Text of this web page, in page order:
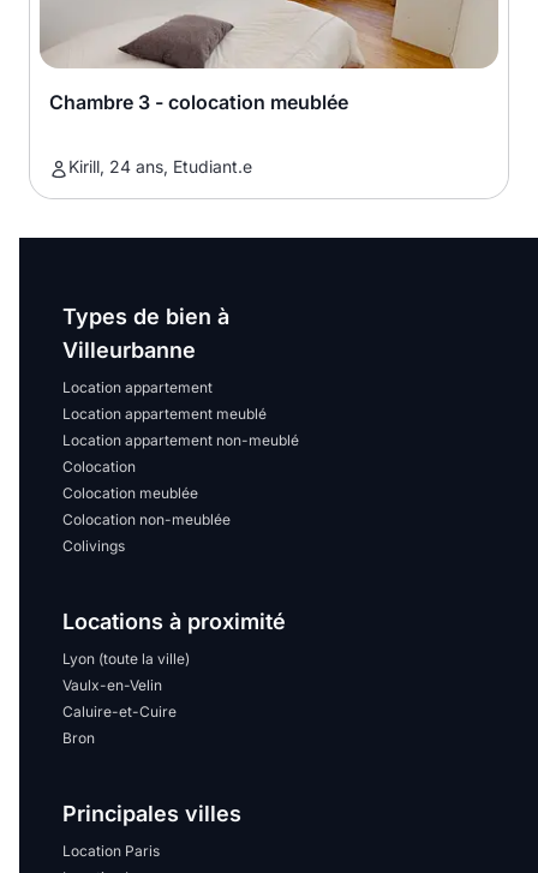
Chambre 3 - colocation meublée
Kirill, 24 ans, Etudiant.e
Types de bien à
Villeurbanne
Location appartement
Location appartement meublé
Location appartement non-meublé
Colocation
Colocation meublée
Colocation non-meublée
Colivings
Locations à proximité
Lyon (toute la ville)
Vaulx-en-Velin
Caluire-et-Cuire
Bron
Principales villes
Location Paris